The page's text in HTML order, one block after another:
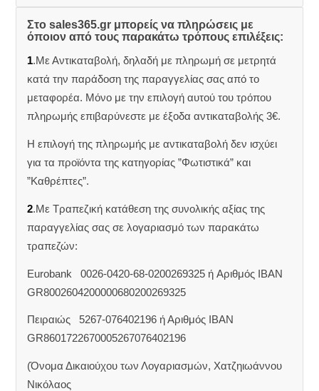
Στο sales365.gr μπορείς να πληρώσεις με
όποιον από τους παρακάτω τρόπους επιλέξεις:
1.Με Αντικαταβολή, δηλαδή με πληρωμή σε μετρητά
κατά την παράδοση της παραγγελίας σας από το
μεταφορέα. Μόνο με την επιλογή αυτού του τρόπου
πληρωμής επιβαρύνεστε με έξοδα αντικαταβολής 3€.
Η επιλογή της πληρωμής με αντικαταβολή δεν ισχύει
για τα προϊόντα της κατηγορίας ”Φωτιστικά” και
”Καθρέπτες”.
2.Με Τραπεζική κατάθεση της συνολικής αξίας της
παραγγελίας σας σε λογαριασμό των παρακάτω
τραπεζών:
Eurobank 0026-0420-68-0200269325 ή Aριθμός IBAN
GR8002604200000680200269325
Πειραιώς 5267-076402196 ή Αριθμός IBAN
GR8601722670005267076402196
(Όνομα Δικαιούχου των Λογαριασμών, Χατζηιωάννου
Νικόλαος